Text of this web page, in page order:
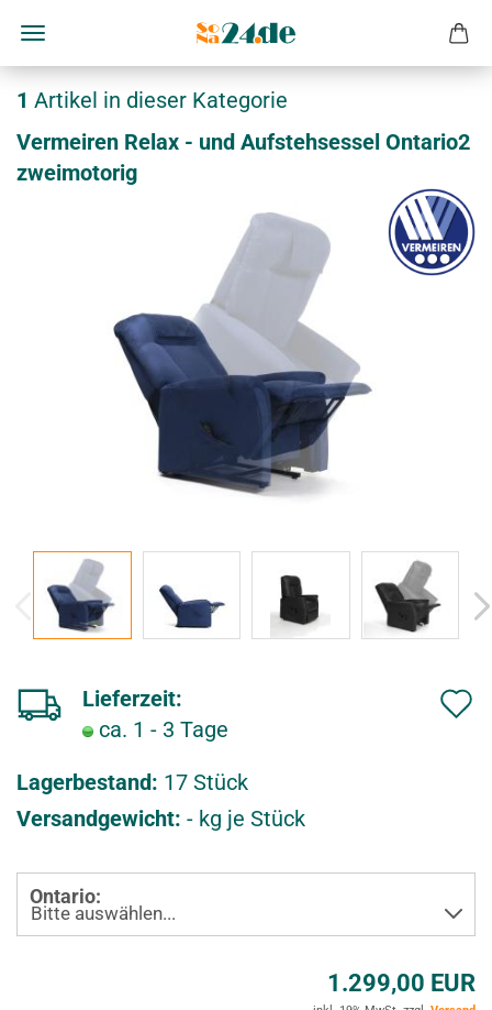
1 Artikel in dieser Kategorie
Ver­mei­ren Relax - und Auf­steh­ses­sel Ontario2
zwei­mo­to­rig
Lieferzeit:
ca. 1 - 3 Tage
Lagerbestand: 17 Stück
Versandgewicht: - kg je Stück
Ontario:
1.299,00 EUR